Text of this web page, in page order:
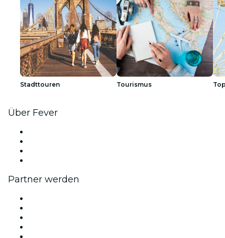
Stadttouren Tourismus
Über Fever
Partner werden